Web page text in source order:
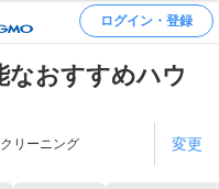
ログイン・登録
なおすすめハウ
リーニング 変更